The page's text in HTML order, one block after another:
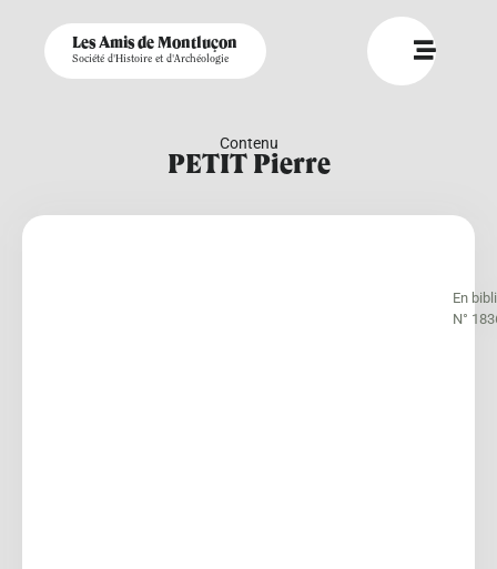
Les Amis de Montluçon
Société d'Histoire et d'Archéologie
Contenu
PETIT Pierre
En
N°